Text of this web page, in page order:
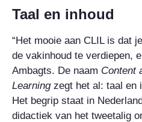
Taal en inhoud
“Het mooie aan CLIL is dat
de vakinhoud te verdiepen,
Ambagts. De naam Content
Learningzegt het al: taal en
Het begrip staat in
didactiek van het tweetalig